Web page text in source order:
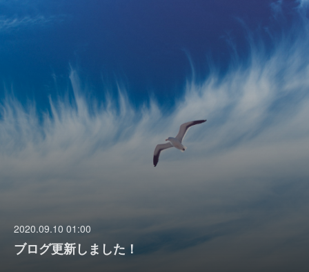
2020.09.10 01:00
ブログ更新しました！